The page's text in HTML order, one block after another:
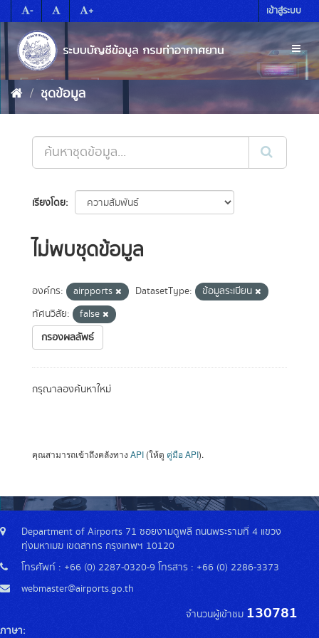
to
content
- + เข้าสู่ระบบ
ชุดข้อมูล
เรียงโดย
ไม่พบชุดข้อมูล
องค์กร: airpports DatasetType:
ข้อมูลระเบียน
ทัศนวิสัย:
false
กรองผลลัพธ์
กรุณาลองค้นหาใหม่
คุณสามารถเข้าถึงคลังทาง API (ให้ดู คู่มือ API).
Department of Airports 71 ซอยงามดูพลี ถนนพระรามที่ 4 แขวง
ทุ่งมหาเมฆ เขตสาทร กรุงเทพฯ 10120
โทรศัพท์ : +66 (0) 2287-0320-9 โทรสาร : +66 (0) 2286-3373
webmaster@airports.go.th
จำนวนผู้เข้าชม 130781
ภาษา